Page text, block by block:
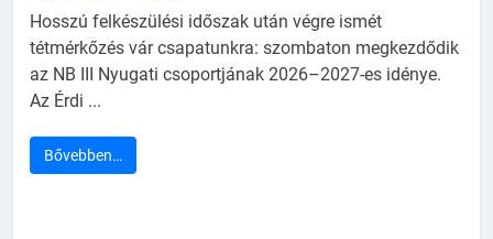
Hosszú felkészülési időszak után végre ismét
tétmérkőzés vár csapatunkra: szombaton megkezdődik
az NB III Nyugati csoportjának 2026–2027-es idénye.
Az Érdi ...
Bővebben…